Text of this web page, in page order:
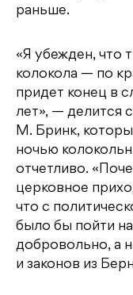
раньше.
«Я убежден, что
колокола — по
придет конец в
лет», — делится
М. Бринк,
ночью
отчетливо.
церковное
что с
было бы пойти
добровольно, а
и законов из